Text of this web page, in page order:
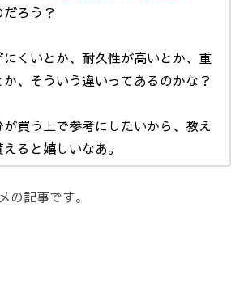
だろう？
にくいとか、耐久性が高いとか、重
か、そういう違いってあるのかな？
が買う上で参考にしたいから、教え
ると嬉しいなあ。
の記事です。